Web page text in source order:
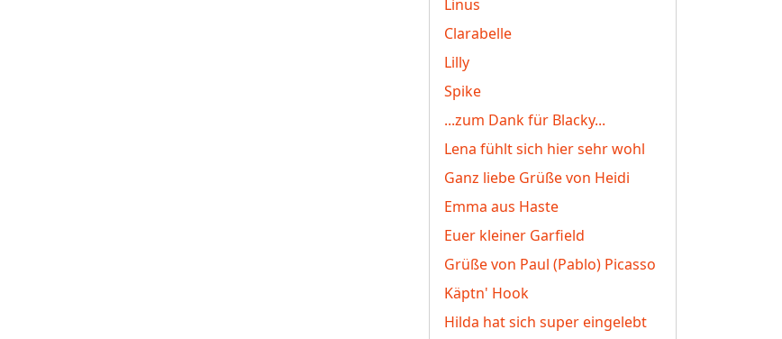
Linus
Clarabelle
Lilly
Spike
...zum Dank für Blacky...
Lena fühlt sich hier sehr wohl
Ganz liebe Grüße von Heidi
Emma aus Haste
Euer kleiner Garfield
Grüße von Paul (Pablo) Picasso
Käptn' Hook
Hilda hat sich super eingelebt